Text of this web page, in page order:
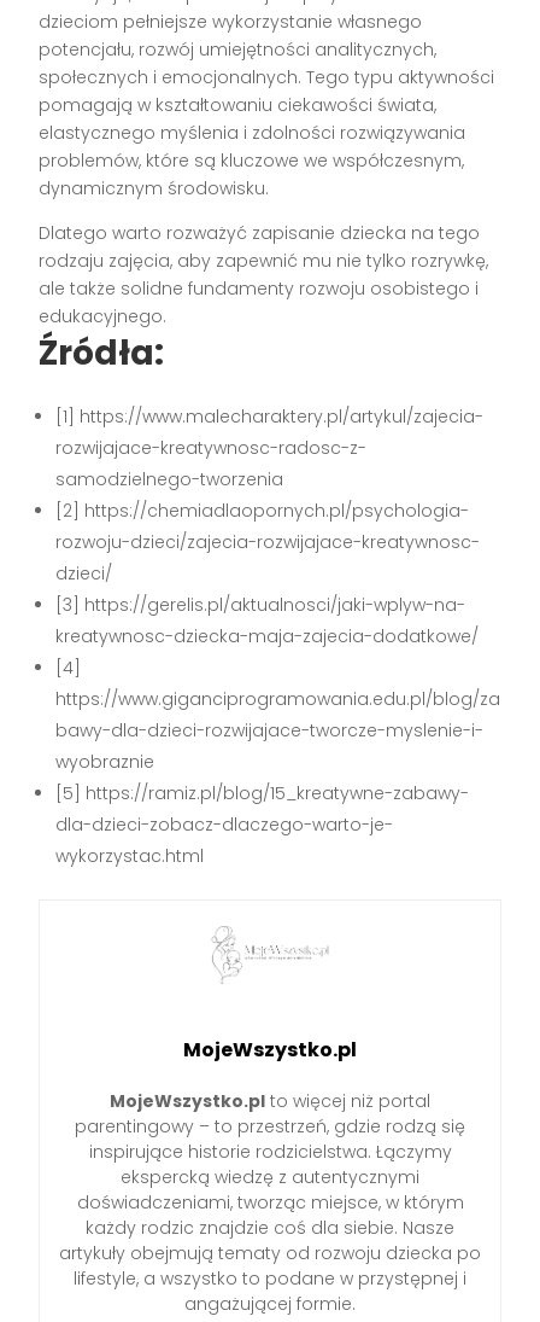
dzieciom pełniejsze wykorzystanie własnego
potencjału, rozwój umiejętności analitycznych,
społecznych i emocjonalnych. Tego typu aktywności
pomagają w kształtowaniu ciekawości świata,
elastycznego myślenia i zdolności rozwiązywania
problemów, które są kluczowe we współczesnym,
dynamicznym środowisku.
Dlatego warto rozważyć zapisanie dziecka na tego
rodzaju zajęcia, aby zapewnić mu nie tylko rozrywkę,
ale także solidne fundamenty rozwoju osobistego i
edukacyjnego.
Źródła:
[1] https://www.malecharaktery.pl/artykul/zajecia-
rozwijajace-kreatywnosc-radosc-z-
samodzielnego-tworzenia
[2] https://chemiadlaopornych.pl/psychologia-
rozwoju-dzieci/zajecia-rozwijajace-kreatywnosc-
dzieci/
[3] https://gerelis.pl/aktualnosci/jaki-wplyw-na-
kreatywnosc-dziecka-maja-zajecia-dodatkowe/
[4]
https://www.giganciprogramowania.edu.pl/blog/za
bawy-dla-dzieci-rozwijajace-tworcze-myslenie-i-
wyobraznie
[5] https://ramiz.pl/blog/15_kreatywne-zabawy-
dla-dzieci-zobacz-dlaczego-warto-je-
wykorzystac.html
MojeWszystko.pl
MojeWszystko.pl to więcej niż portal
parentingowy – to przestrzeń, gdzie rodzą się
inspirujące historie rodzicielstwa. Łączymy
ekspercką wiedzę z autentycznymi
doświadczeniami, tworząc miejsce, w którym
każdy rodzic znajdzie coś dla siebie. Nasze
artykuły obejmują tematy od rozwoju dziecka po
lifestyle, a wszystko to podane w przystępnej i
angażującej formie.